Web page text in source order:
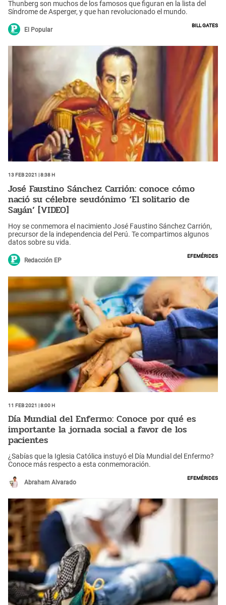
Thunberg son muchos de los famosos que figuran en la lista del
Síndrome de Asperger, y que han revolucionado el mundo.
El Popular
Bill Gates
13 Feb 2021 | 8:38 h
José Faustino Sánchez Carrión: conoce cómo
nació su célebre seudónimo ‘El solitario de
Sayán’ [VIDEO]
Hoy se conmemora el nacimiento José Faustino Sánchez Carrión,
precursor de la independencia del Perú. Te compartimos algunos
datos sobre su vida.
Redacción EP
Efemérides
11 Feb 2021 | 8:00 h
Día Mundial del Enfermo: Conoce por qué es
importante la jornada social a favor de los
pacientes
¿Sabías que la Iglesia Católica instuyó el Día Mundial del Enfermo?
Conoce más respecto a esta conmemoración.
Abraham Alvarado
Efemérides